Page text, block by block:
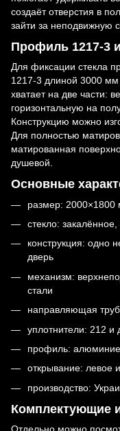
создаёт отверстия в
зайти за неподвижную
Профиль 1217-3
Для фиксации стекла
1217-3 длиной 3000
хватает на две части:
горизонтальную на
Конструкцию можно
Для полностью
матированная
душевой.
Основные
размер: 2000×1800
стекло:
конструкция: одно
дверь
механизм:
стали
направляющая
уплотнители: 212 и
профиль:
открывание: левое
производство:
Комплектующие